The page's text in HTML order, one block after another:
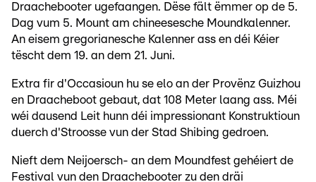
Draachebooter ugefaangen. Dëse fält ëmmer op de 5.
Dag vum 5. Mount am chineesesche Moundkalenner.
An eisem gregorianesche Kalenner ass en déi Kéier
tëscht dem 19. an dem 21. Juni.
Extra fir d'Occasioun hu se elo an der Provënz Guizhou
en Draacheboot gebaut, dat 108 Meter laang ass. Méi
wéi dausend Leit hunn déi impressionant Konstruktioun
duerch d'Stroosse vun der Stad Shibing gedroen.
Nieft dem Neijoersch- an dem Moundfest gehéiert de
Festival vun den Draachebooter zu den dräi